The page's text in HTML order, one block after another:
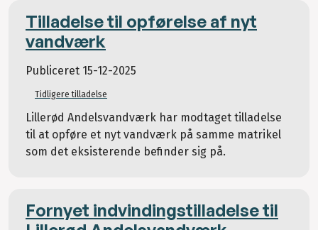
Tilladelse til opførelse af nyt
vandværk
Publiceret 15-12-2025
Tidligere tilladelse
Lillerød Andelsvandværk har modtaget tilladelse
til at opføre et nyt vandværk på samme matrikel
som det eksisterende befinder sig på.
Fornyet indvindingstilladelse til